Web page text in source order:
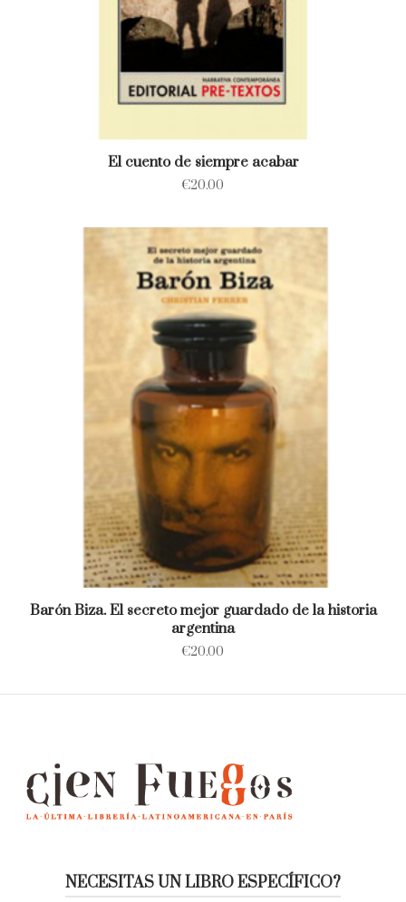
El cuento de siempre acabar
€20.00
Barón Biza. El secreto mejor guardado de la historia
argentina
€20.00
NECESITAS UN LIBRO ESPECÍFICO?